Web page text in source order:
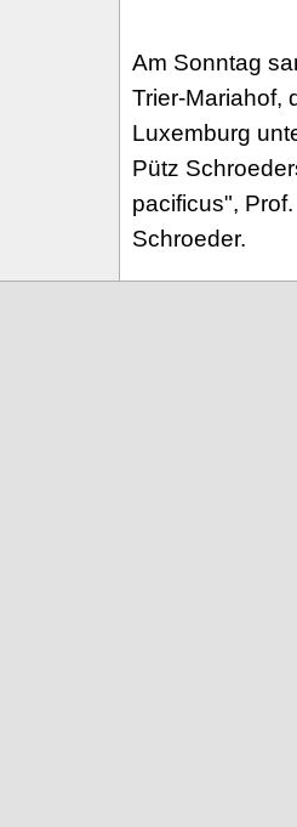
Am Sonntag
Trier-Mariahof,
Luxemburg
Pütz
pacificus",
Schroeder.